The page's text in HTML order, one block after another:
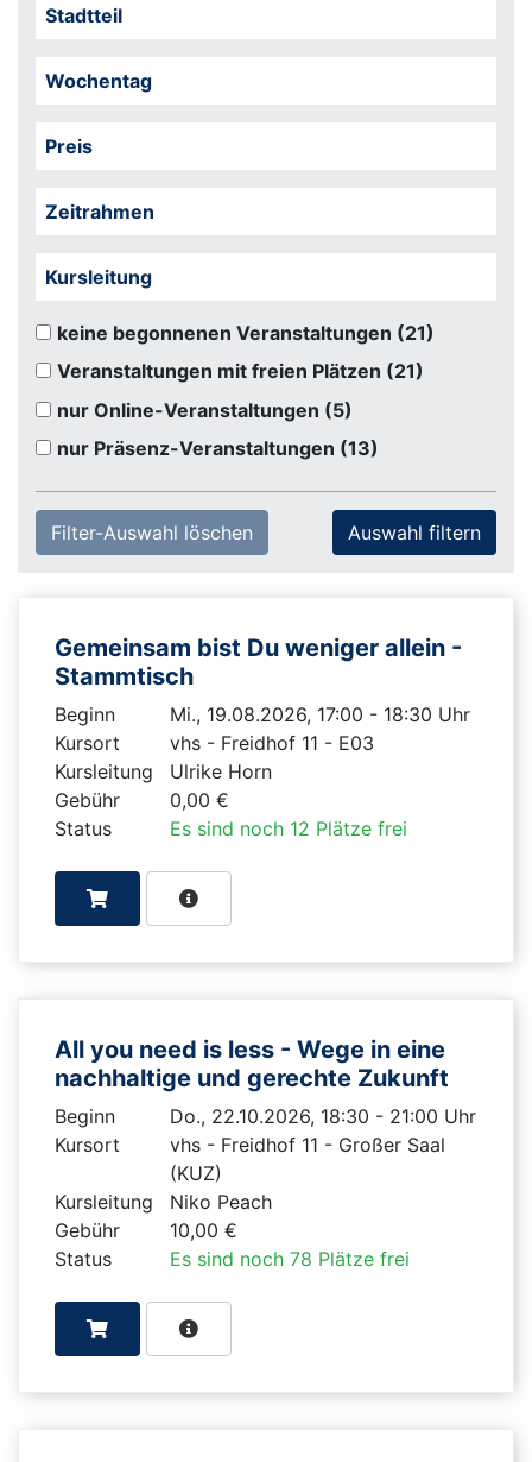
Stadtteil
Wochentag
Preis
Zeitrahmen
Kursleitung
keine begonnenen Veranstaltungen (21)
Veranstaltungen mit freien Plätzen (21)
nur Online-Veranstaltungen (5)
nur Präsenz-Veranstaltungen (13)
Filter-Auswahl löschen
Gemeinsam bist Du weniger allein -
Stammtisch
Beginn
Mi., 19.08.2026, 17:00 - 18:30 Uhr
Kursort
vhs - Freidhof 11 - E03
Kursleitung
Ulrike Horn
Gebühr
0,00 €
Status
Es sind noch 12 Plätze frei
All you need is less - Wege in eine
nachhaltige und gerechte Zukunft
Beginn
Do., 22.10.2026, 18:30 - 21:00 Uhr
Kursort
vhs - Freidhof 11 - Großer Saal
(KUZ)
Kursleitung
Niko Peach
Gebühr
10,00 €
Status
Es sind noch 78 Plätze frei